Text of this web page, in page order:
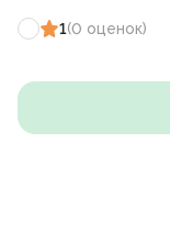
1(0 оценок)